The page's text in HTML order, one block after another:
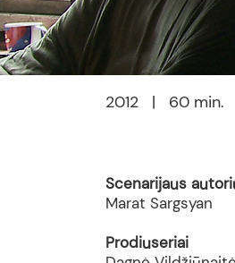
2012 | 60
Scenarijaus
Marat Sargsyan
Prodiuseriai